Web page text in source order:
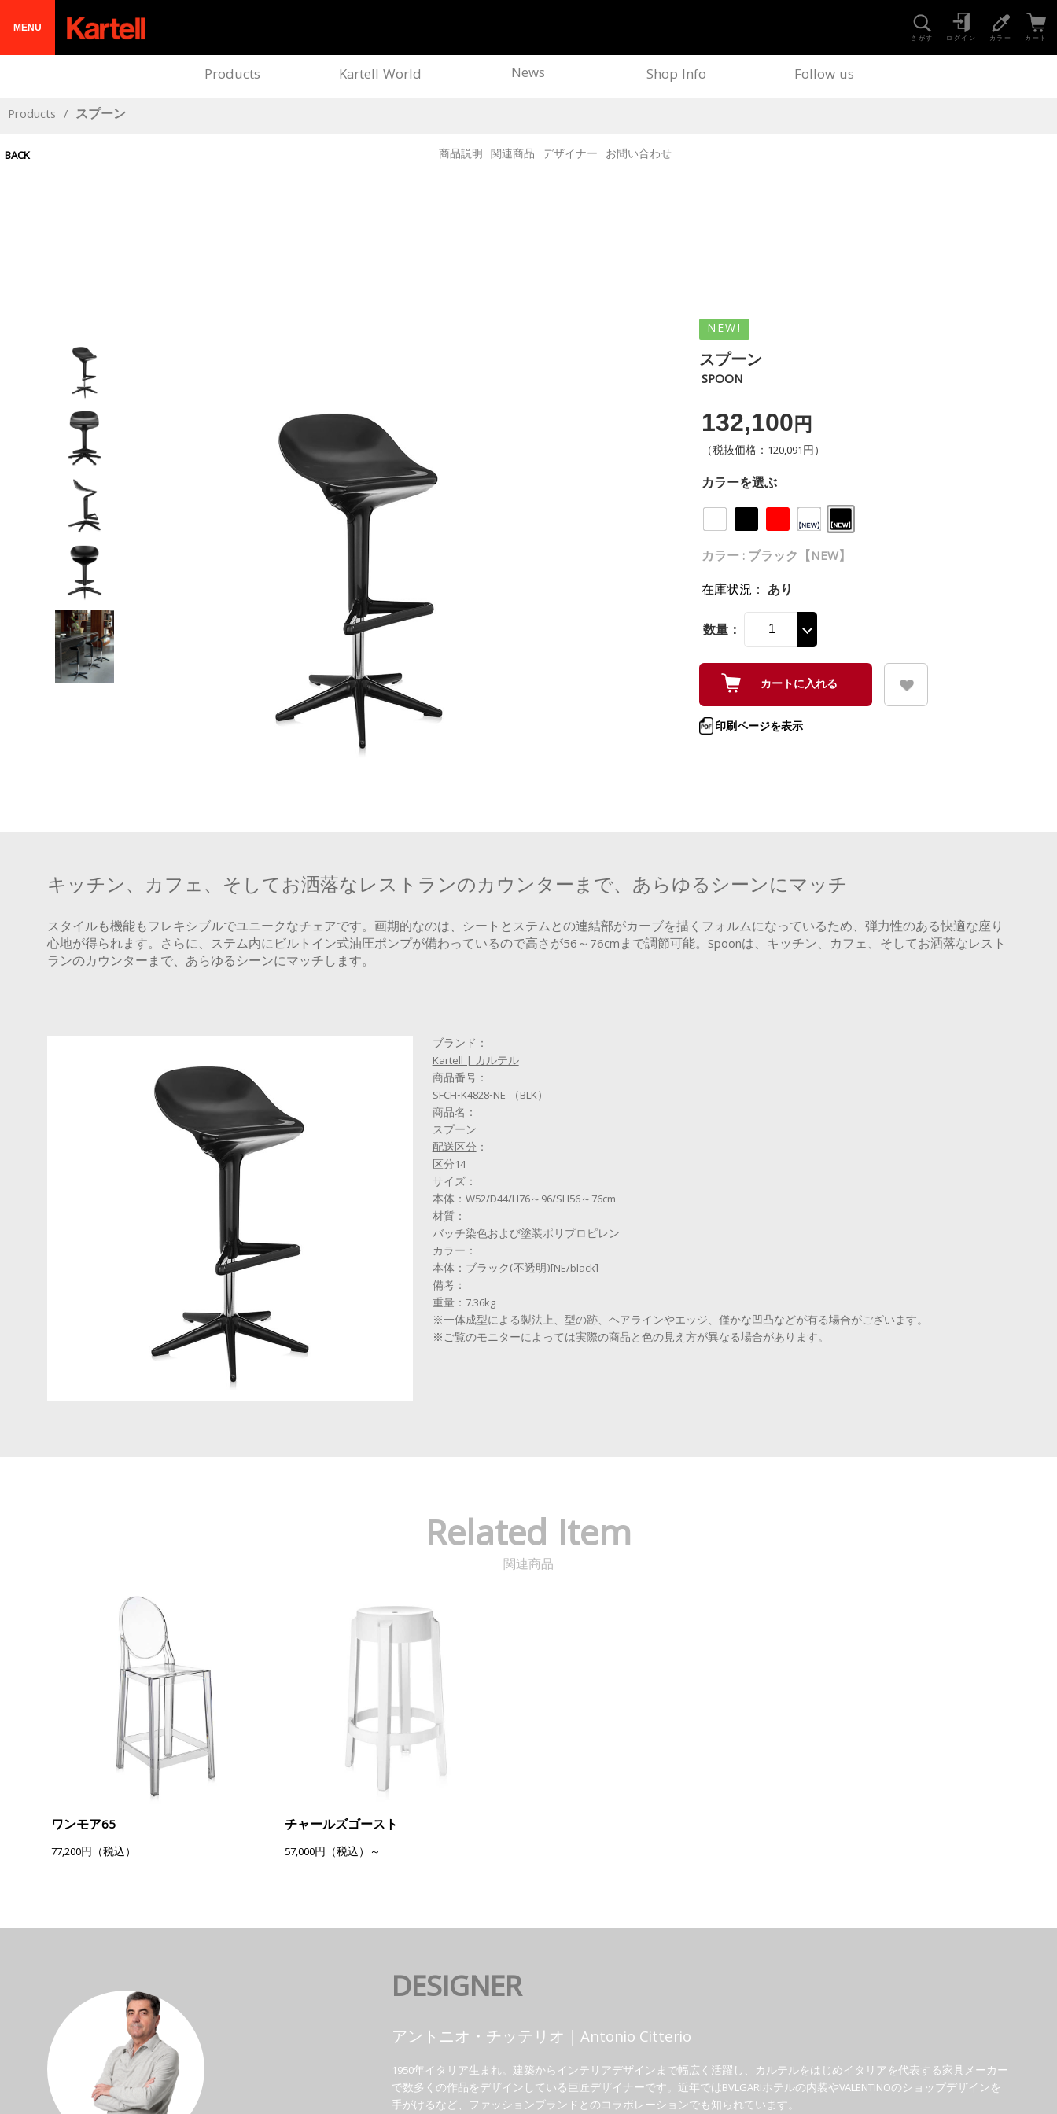
MENU
さがす ログイン カラー カート
Products Kartell World News Shop Info Follow us
Products / スプーン
BACK 商品説明 関連商品 デザイナー お問い合わせ
NEW!
スプーン
SPOON
132,100 円
（税抜価格：120,091円）
カラーを選ぶ
カラー : ブラック【NEW】
在庫状況 ： あり
数量：
印刷ページを表示
キッチン、カフェ、そしてお洒落なレストランのカウンターまで、あらゆるシーンにマッチ
スタイルも機能もフレキシブルでユニークなチェアです。画期的なのは、シートとステムとの連結部がカーブを描くフォルムになっているため、弾力性のある快適な座り
心地が得られます。さらに、ステム内にビルトイン式油圧ポンプが備わっているので高さが56～76cmまで調節可能。Spoonは、キッチン、カフェ、そしてお洒落なレスト
ランのカウンターまで、あらゆるシーンにマッチします。
ブランド：
Kartell | カルテル
商品番号：
SFCH-K4828-NE （BLK）
商品名：
スプーン
配送区分：
区分14
サイズ：
本体：W52/D44/H76～96/SH56～76cm
材質：
バッチ染色および塗装ポリプロピレン
カラー：
本体：ブラック(不透明)[NE/black]
備考：
重量：7.36kg
※一体成型による製法上、型の跡、ヘアラインやエッジ、僅かな凹凸などが有る場合がございます。
※ご覧のモニターによっては実際の商品と色の見え方が異なる場合があります。
Related Item
関連商品
ワンモア65
77,200円（税込）
チャールズゴースト
57,000円（税込）～
DESIGNER
アントニオ・チッテリオ｜Antonio Citterio
1950年イタリア生まれ。建築からインテリアデザインまで幅広く活躍し、カルテルをはじめイタリアを代表する家具メーカー
で数多くの作品をデザインしている巨匠デザイナーです。近年ではBVLGARIホテルの内装やVALENTINOのショップデザインを
手がけるなど、ファッションブランドとのコラボレーションでも知られています。